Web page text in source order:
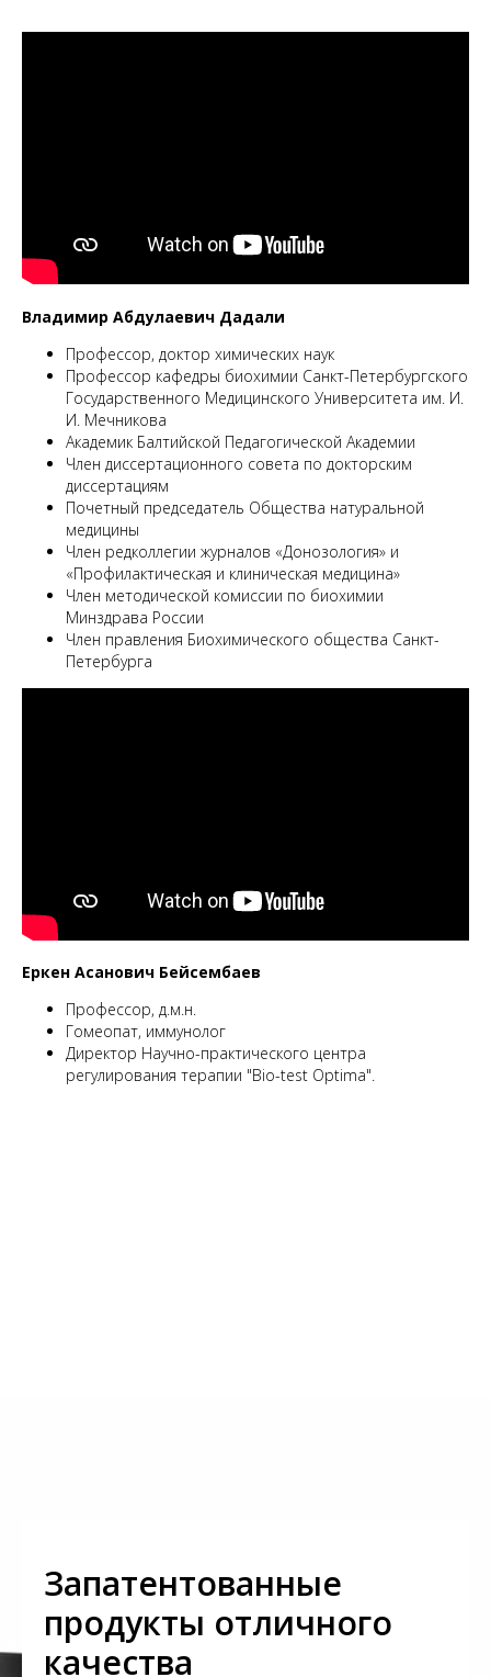
Владимир Абдулаевич Дадали
Профессор, доктор химических наук
Профессор кафедры биохимии Санкт-Петербургского
Государственного Медицинского Университета им. И.
И. Мечникова
Академик Балтийской Педагогической Академии
Член диссертационного совета по докторским
диссертациям
Почетный председатель Общества натуральной
медицины
Член редколлегии журналов «Донозология» и
«Профилактическая и клиническая медицина»
Член методической комиссии по биохимии
Минздрава России
Член правления Биохимического общества Санкт-
Петербурга
Еркен Асанович Бейсембаев
Профессор, д.м.н.
Гомеопат, иммунолог
Директор Научно-практического центра
регулирования терапии "Bio-test Optima".
Запатентованные
продукты отличного
качества